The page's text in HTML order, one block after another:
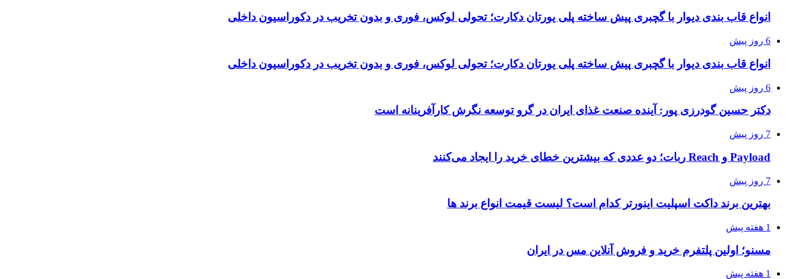
انواع قاب بندی دیوار با گچبری پیش ساخته پلی یورتان دکارت؛ تحولی لوکس، فوری و بدون تخریب در دکوراسیون داخلی
6 روز پیش
انواع قاب بندی دیوار با گچبری پیش ساخته پلی یورتان دکارت؛ تحولی لوکس، فوری و بدون تخریب در دکوراسیون داخلی
6 روز پیش
دکتر حسین گودرزی پور: آینده صنعت غذای ایران در گرو توسعه نگرش کارآفرینانه است
7 روز پیش
Payload و Reach ربات؛ دو عددی که بیشترین خطای خرید را ایجاد می‌کنند
7 روز پیش
بهترین برند داکت اسپلیت اینورتر کدام است؟ لیست قیمت انواع برند ها
1 هفته پیش
مسنو؛ اولین پلتفرم خرید و فروش آنلاین مس در ایران
1 هفته پیش